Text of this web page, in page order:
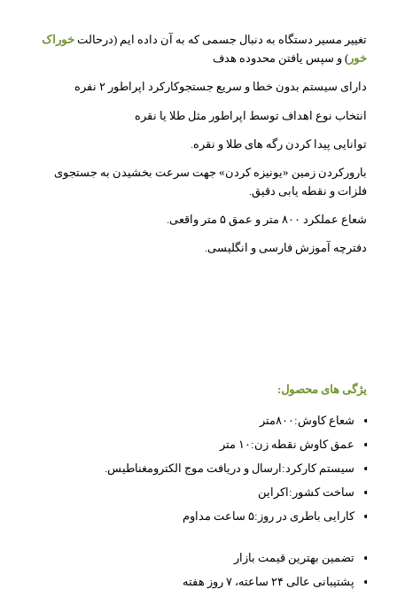
تغییر مسیر دستگاه به دنبال جسمی که به آن داده ایم (درحالت خوراک
خور ) و سپس یافتن محدوده هدف
دارای سیستم بدون خطا و سریع جستجوکارکرد اپراطور ۲ نفره
انتخاب نوع اهداف توسط اپراطور مثل طلا یا نقره
توانایی پیدا کردن رگه های طلا و نقره.
بارورکردن زمین «یونیزه کردن» جهت سرعت بخشیدن به جستجوی
فلزات و نقطه یابی دقیق.
شعاع عملکرد ۸۰۰ متر و عمق ۵ متر واقعی.
دفترچه آموزش فارسی و انگلیسی.
یژگی های محصول:
شعاع کاوش: ۸۰۰متر
عمق کاوش نقطه زن: ۱۰ متر
سیستم کارکرد: ارسال و دریافت موج الکترومغناطیس.
ساخت کشور: اکراین
کارایی باطری در روز:۵ ساعت مداوم
تضمین بهترین قیمت بازار
پشتیبانی عالی ۲۴ ساعته، ۷ روز هفته